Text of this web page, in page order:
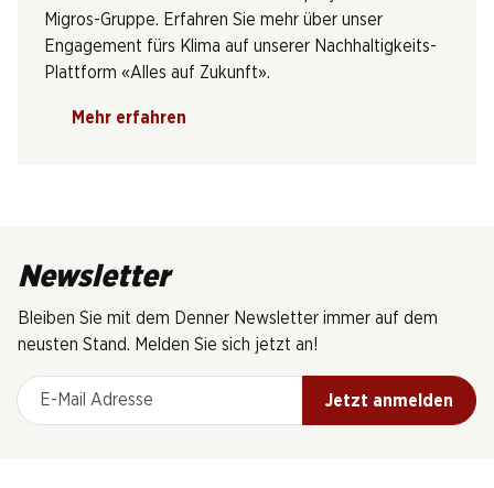
Migros-Gruppe. Erfahren Sie mehr über unser
Engagement fürs Klima auf unserer Nachhaltigkeits-
Plattform «Alles auf Zukunft».
Mehr erfahren
Newsletter
Bleiben Sie mit dem Denner Newsletter immer auf dem
neusten Stand. Melden Sie sich jetzt an!
E-Mail Adresse
Jetzt anmelden